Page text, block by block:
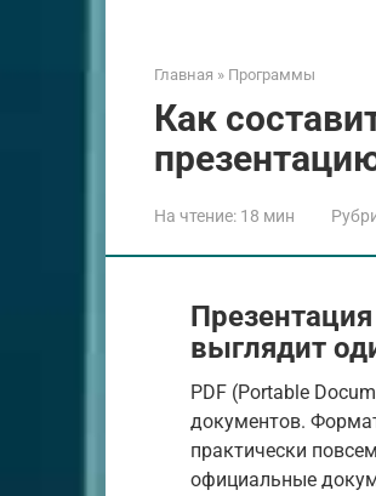
Главная » Программы
Как
На чтение: 18 мин
выглядит
PDF (Portable
документов.
практически
официальные